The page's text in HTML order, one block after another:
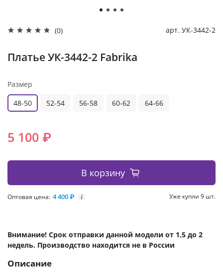
(0) арт. УК-3442-2
Платье УК-3442-2 Fabrika
Размер
48-50
52-54 56-58 60-62 64-66
5 100 ₽
В корзину
Оптовая цена: 4 400 ₽ i Уже купли 9 шт.
Внимание! Срок отправки данной модели от 1,5 до 2
недель. Производство находится не в России
Описание